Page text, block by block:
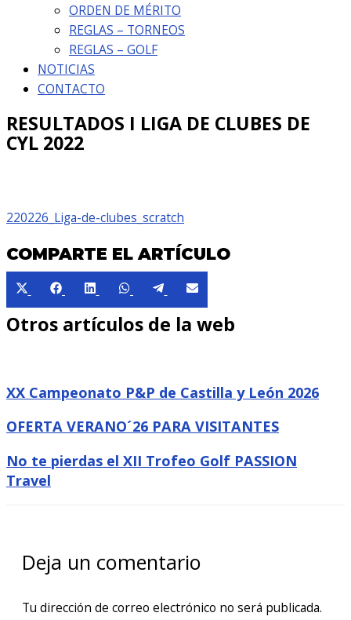
ORDEN DE MÉRITO
REGLAS – TORNEOS
REGLAS – GOLF
NOTICIAS
CONTACTO
RESULTADOS I LIGA DE CLUBES DE
CYL 2022
220226_Liga-de-clubes_scratch
COMPARTE EL ARTÍCULO
Compartir
en
(Twitter)
Compartir
en
FacebookCompartir
en
LinkedInCompartir
en
WhatsAppCompartir
en
TelegramCompartir
en
Otros artículos de la web
XX Campeonato P&P de Castilla y León 2026
OFERTA VERANO´26 PARA VISITANTES
No te pierdas el XII Trofeo Golf PASSION
Travel
Deja un comentario
Tu dirección de correo electrónico no será publicada.